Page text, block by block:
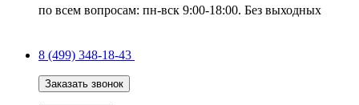
по всем вопросам: пн-вск 9:00-18:00. Без выходных
8 (499) 348-18-43
Заказать звонок